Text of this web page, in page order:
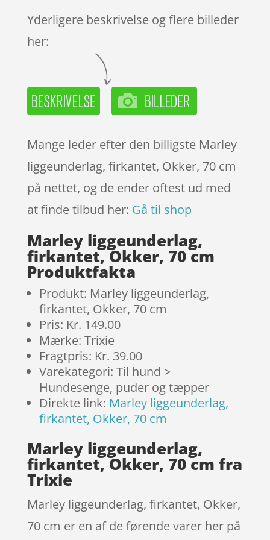
Yderligere beskrivelse og flere billeder
her:
Mange leder efter den billigste Marley
liggeunderlag, firkantet, Okker, 70 cm
på nettet, og de ender oftest ud med
at finde tilbud her: Gå til shop
Marley liggeunderlag,
firkantet, Okker, 70 cm
Produktfakta
Produkt: Marley liggeunderlag,
firkantet, Okker, 70 cm
Pris: Kr. 149.00
Mærke: Trixie
Fragtpris: Kr. 39.00
Varekategori: Til hund >
Hundesenge, puder og tæpper
Direkte link: Marley liggeunderlag,
firkantet, Okker, 70 cm
Marley liggeunderlag,
firkantet, Okker, 70 cm fra
Trixie
Marley liggeunderlag, firkantet, Okker,
70 cm er en af de førende varer her på